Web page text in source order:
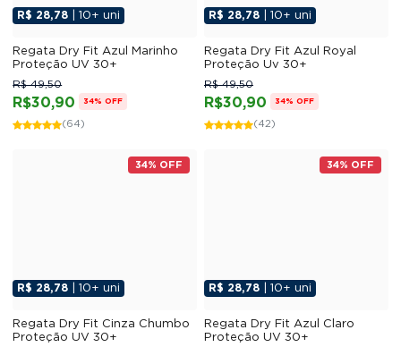
R$ 28,78 | 10+ uni
Regata Dry Fit Azul Marinho
Proteção UV 30+
R$30,90
R$ 49,50
34% OFF
(64)
R$ 28,78 | 10+ uni
Regata Dry Fit Azul Royal
Proteção Uv 30+
R$30,90
R$ 49,50
34% OFF
(42)
34% OFF
R$ 28,78 | 10+ uni
Regata Dry Fit Cinza Chumbo
Proteção UV 30+
34% OFF
R$ 28,78 | 10+ uni
Regata Dry Fit Azul Claro
Proteção UV 30+